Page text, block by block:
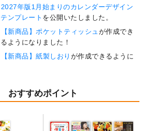
2027年版1月始まりのカレンダーデザイン
テンプレート を公開いたしました。
【新商品】ポケットティッシュが作成でき
るようになりました！
【新商品】紙製しおり が作成できるように
業効率を上げる便利な操作方法3選！
開いたしました。
暑中見舞いのデザインテンプレート
しました。
おすすめポイント